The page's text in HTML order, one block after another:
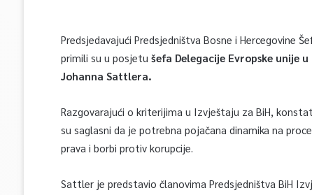
Predsjedavajući Predsjedništva Bosne i Hercegovine
primili su u posjetu šefa Delegacije Evropske unije
Johanna Sattlera.
Razgovarajući o kriterijima u Izvještaju za BiH,
su saglasni da je potrebna pojačana dinamika na
prava i borbi protiv korupcije.
Sattler je predstavio članovima Predsjedništva BiH